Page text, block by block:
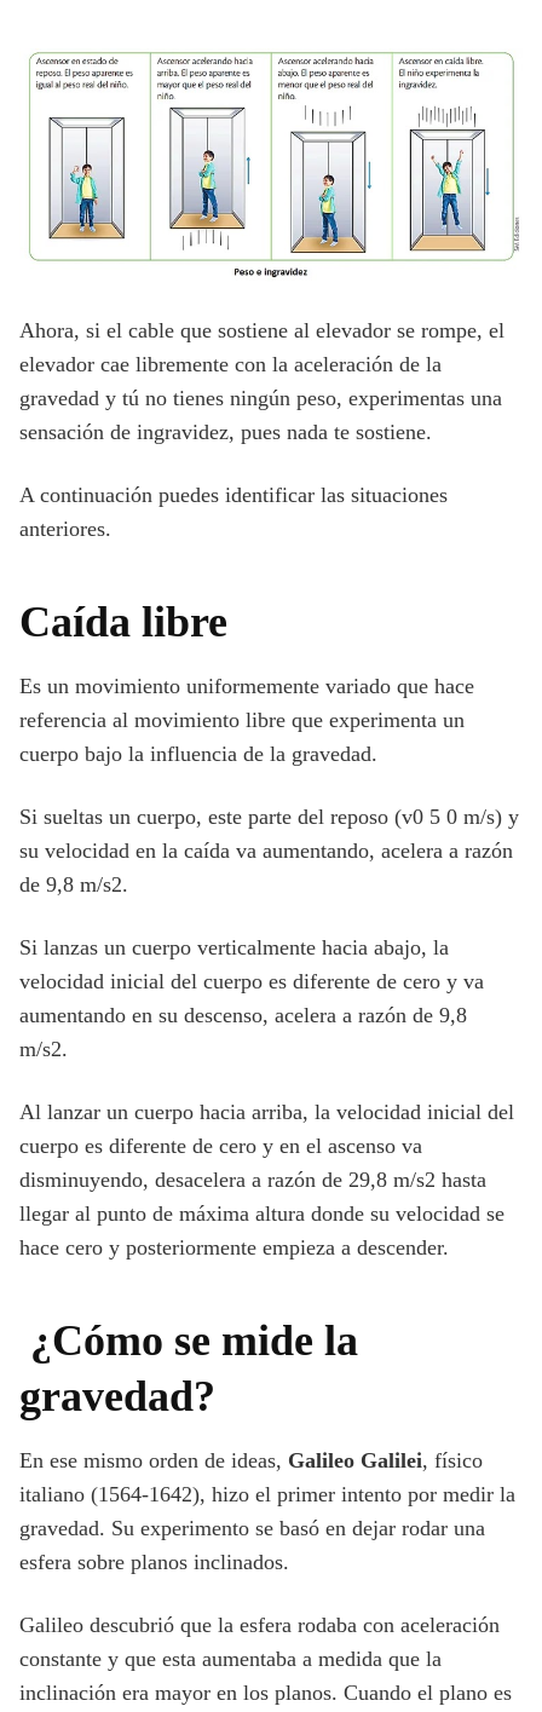
Ahora, si el cable que sostiene al elevador se rompe, el
elevador cae libremente con la aceleración de la
gravedad y tú no tienes ningún peso, experimentas una
sensación de ingravidez, pues nada te sostiene.
A continuación puedes identificar las situaciones
anteriores.
Caída libre
Es un movimiento uniformemente variado que hace
referencia al movimiento libre que experimenta un
cuerpo bajo la influencia de la gravedad.
Si sueltas un cuerpo, este parte del reposo (v0 5 0 m/s) y
su velocidad en la caída va aumentando, acelera a razón
de 9,8 m/s2.
Si lanzas un cuerpo verticalmente hacia abajo, la
velocidad inicial del cuerpo es diferente de cero y va
aumentando en su descenso, acelera a razón de 9,8
m/s2.
Al lanzar un cuerpo hacia arriba, la velocidad inicial del
cuerpo es diferente de cero y en el ascenso va
disminuyendo, desacelera a razón de 29,8 m/s2 hasta
llegar al punto de máxima altura donde su velocidad se
hace cero y posteriormente empieza a descender.
¿Cómo se mide la
gravedad?
En ese mismo orden de ideas, Galileo Galilei, físico
italiano (1564-1642), hizo el primer intento por medir la
gravedad. Su experimento se basó en dejar rodar una
esfera sobre planos inclinados.
Galileo descubrió que la esfera rodaba con aceleración
constante y que esta aumentaba a medida que la
inclinación era mayor en los planos. Cuando el plano es